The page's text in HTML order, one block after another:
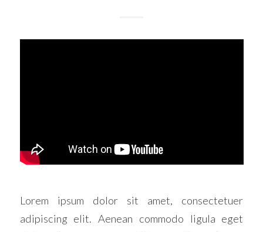
Lorem ipsum dolor sit amet, consectetuer
adipiscing elit. Aenean commodo ligula eget